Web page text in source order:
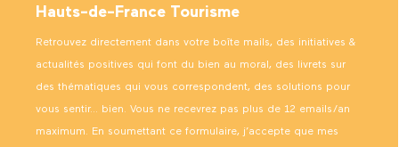
Hauts-de-France Tourisme
Retrouvez directement dans votre boîte mails, des initiatives &
actualités positives qui font du bien au moral, des livrets sur
des thématiques qui vous correspondent, des solutions pour
vous sentir… bien. Vous ne recevrez pas plus de 12 emails/an
maximum. En soumettant ce formulaire, j’accepte que mes